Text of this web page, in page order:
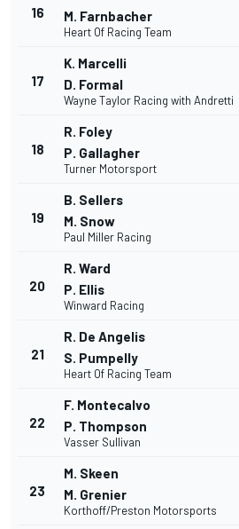
16
M. Farnbacher
Heart Of Racing Team
17
K. Marcelli
D. Formal
Wayne Taylor Racing with Andretti
18
R. Foley
P. Gallagher
Turner Motorsport
19
B. Sellers
M. Snow
Paul Miller Racing
20
R. Ward
P. Ellis
Winward Racing
21
R. De Angelis
S. Pumpelly
Heart Of Racing Team
22
F. Montecalvo
P. Thompson
Vasser Sullivan
23
M. Skeen
M. Grenier
Korthoff/Preston Motorsports